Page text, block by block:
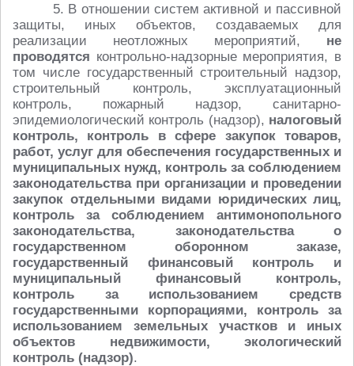
5. В отношении систем активной и пассивной
защиты, иных объектов, создаваемых для
реализации неотложных мероприятий, не
проводятся контрольно-надзорные мероприятия, в
том числе государственный строительный надзор,
строительный контроль, эксплуатационный
контроль, пожарный надзор, санитарно-
эпидемиологический контроль (надзор), налоговый
контроль, контроль в сфере закупок товаров,
работ, услуг для обеспечения государственных и
муниципальных нужд, контроль за соблюдением
законодательства при организации и проведении
закупок отдельными видами юридических лиц,
контроль за соблюдением антимонопольного
законодательства, законодательства о
государственном оборонном заказе,
государственный финансовый контроль и
муниципальный финансовый контроль,
контроль за использованием средств
государственными корпорациями, контроль за
использованием земельных участков и иных
объектов недвижимости, экологический
контроль (надзор).